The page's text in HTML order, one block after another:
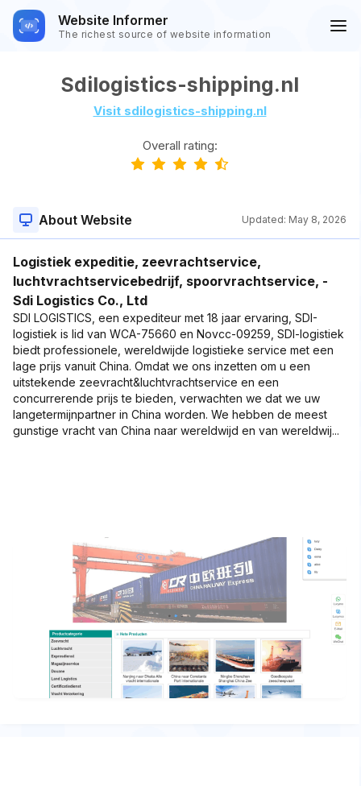
Website Informer
The richest source of website information
Sdilogistics-shipping.nl
Visit sdilogistics-shipping.nl
Overall rating:
About Website Updated: May 8, 2026
Logistiek expeditie, zeevrachtservice,
luchtvrachtservicebedrijf, spoorvrachtservice, -
Sdi Logistics Co., Ltd
SDI LOGISTICS, een expediteur met 18 jaar ervaring, SDI-
logistiek is lid van WCA-75660 en Novcc-09259, SDI-logistiek
biedt professionele, wereldwijde logistieke service met een
lage prijs vanuit China. Omdat we ons inzetten om u een
uitstekende zeevracht&luchtvrachtservice en een
concurrerende prijs te bieden, verwachten we dat we uw
langetermijnpartner in China worden. We hebben de meest
gunstige vracht van China naar wereldwijd en van wereldwij...